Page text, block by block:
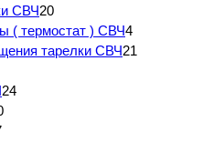
СВЧ20
( термостат ) СВЧ4
тарелки СВЧ21
24